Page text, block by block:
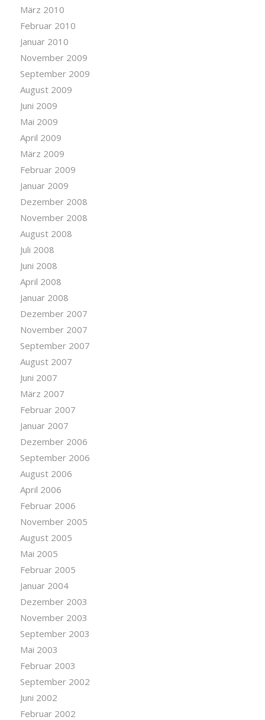
März 2010
Februar 2010
Januar 2010
November 2009
September 2009
August 2009
Juni 2009
Mai 2009
April 2009
März 2009
Februar 2009
Januar 2009
Dezember 2008
November 2008
August 2008
Juli 2008
Juni 2008
April 2008
Januar 2008
Dezember 2007
November 2007
September 2007
August 2007
Juni 2007
März 2007
Februar 2007
Januar 2007
Dezember 2006
September 2006
August 2006
April 2006
Februar 2006
November 2005
August 2005
Mai 2005
Februar 2005
Januar 2004
Dezember 2003
November 2003
September 2003
Mai 2003
Februar 2003
September 2002
Juni 2002
Februar 2002